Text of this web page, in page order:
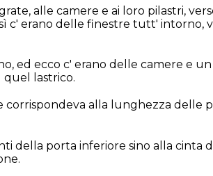
alle camere e ai loro pilastri,
c' erano delle finestre tutt' intorno,
ed ecco c' erano delle camere e
quel lastrico.
corrispondeva alla lunghezza delle
della porta inferiore sino alla cinta